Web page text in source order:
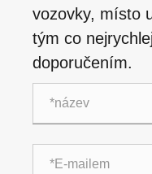
vozovky, místo
tým co
doporučením.